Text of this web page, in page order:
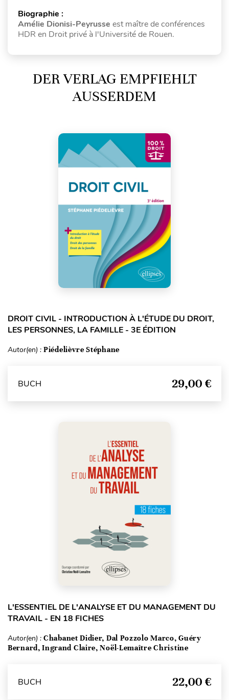
Biographie :
Amélie Dionisi-Peyrusse est maître de conférences
HDR en Droit privé à l'Université de Rouen.
DER VERLAG EMPFIEHLT
AUSSERDEM
DROIT CIVIL - INTRODUCTION À L'ÉTUDE DU DROIT,
LES PERSONNES, LA FAMILLE - 3E ÉDITION
Autor(en) : Piédelièvre Stéphane
BUCH 29,00 €
L'ESSENTIEL DE L'ANALYSE ET DU MANAGEMENT DU
TRAVAIL - EN 18 FICHES
Autor(en) : Chabanet Didier, Dal Pozzolo Marco, Guéry
Bernard, Ingrand Claire, Noël-Lemaître Christine
BUCH 22,00 €